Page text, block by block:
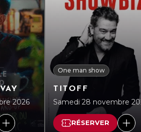
2026
One man show
TITOFF
Samedi 28 novembre
RÉSERVER